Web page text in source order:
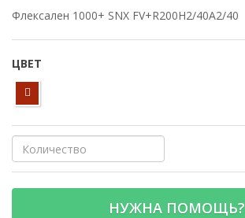
Флексален 1000+ SNX FV+R200H2/40A2/40
ЦВЕТ
НУЖНА ПОМОЩЬ?